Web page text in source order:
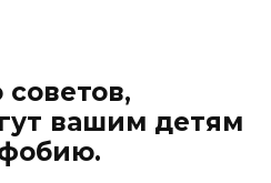
советов,
вашим детям